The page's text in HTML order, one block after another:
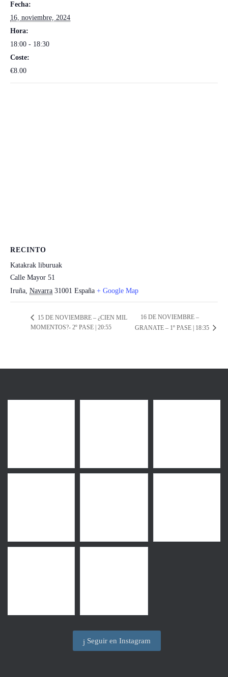
Fecha:
16, noviembre, 2024
Hora:
18:00 - 18:30
Coste:
€8.00
RECINTO
Katakrak liburuak
Calle Mayor 51
Iruña, Navarra 31001 España + Google Map
15 DE NOVIEMBRE – ¿CIEN MIL
MOMENTOS?- 2º PASE | 20:55
16 DE NOVIEMBRE –
GRANATE – 1º PASE | 18:35
Seguir en Instagram